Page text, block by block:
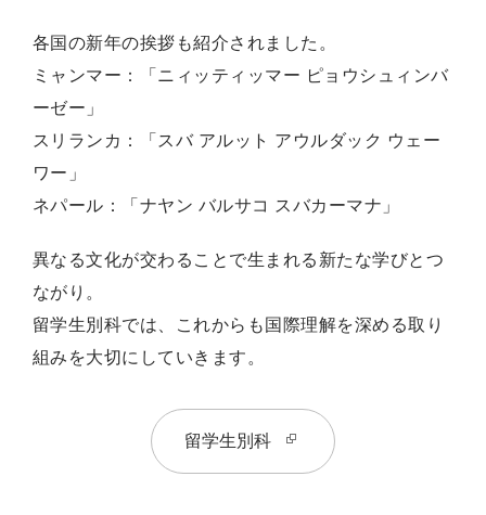
各国の新年の挨拶も紹介されました。
ミャンマー：「ニィッティッマー ピョウシュィンバ
ーゼー」
スリランカ：「スバ アルット アウルダック ウェー
ワー」
ネパール：「ナヤン バルサコ スバカーマナ」
異なる文化が交わることで生まれる新たな学びとつ
ながり。
留学生別科では、これからも国際理解を深める取り
組みを大切にしていきます。
留学生別科